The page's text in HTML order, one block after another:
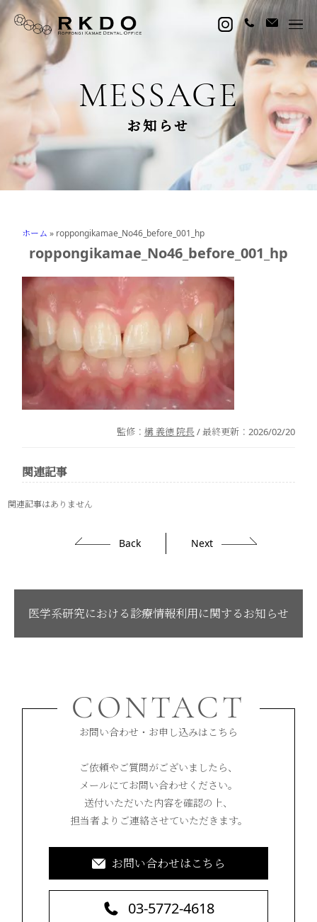
MESSAGE
お知らせ
ホーム » roppongikamae_No46_before_001_hp
roppongikamae_No46_before_001_hp
監修： 構 義徳 院長 / 最終更新： 2026/02/20
関連記事
関連記事はありません
Back Next
医学系研究における診療情報利用に関するお知らせ
CONTACT
お問い合わせ・お申し込みはこちら
ご依頼やご質問がございましたら、
メールにてお問い合わせください。
送付いただいた内容を確認の上、
担当者よりご連絡させていただきます。
お問い合わせはこちら
03-5772-4618